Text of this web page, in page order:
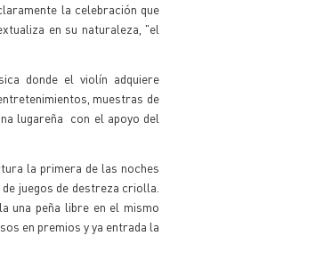
la celebración que
en su naturaleza, "el
donde el violín adquiere
muestras de
lugareña con el apoyo del
la primera de las noches
juegos de destreza criolla.
una peña libre en el mismo
en premios y ya entrada la